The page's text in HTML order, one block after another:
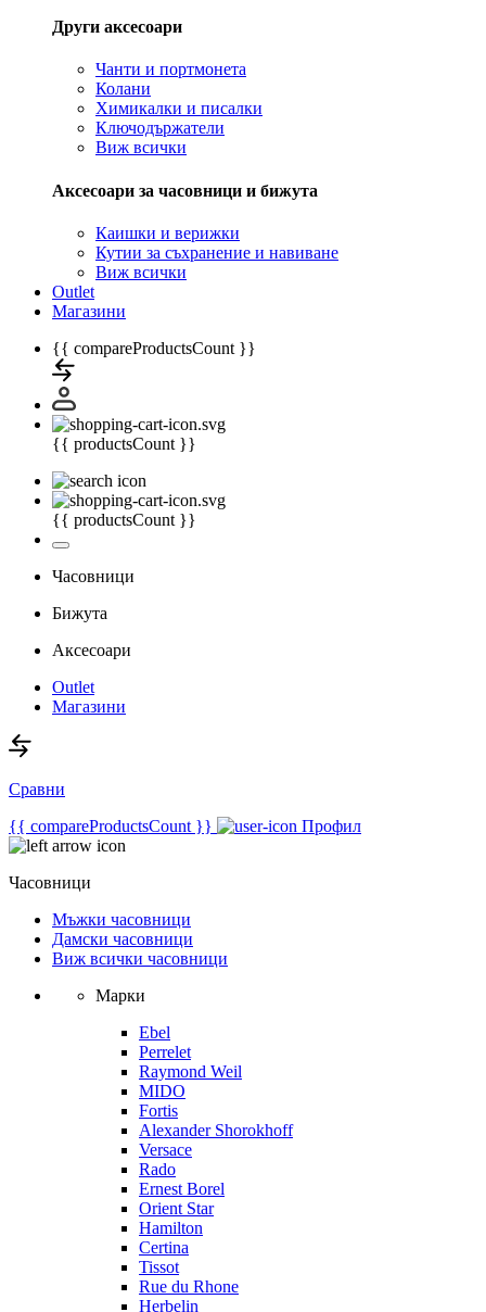
Други аксесоари
Чанти и портмонета
Колани
Химикалки и писалки
Ключодържатели
Виж всички
Аксесоари за часовници и бижута
Каишки и верижки
Кутии за съхранение и навиване
Виж всички
Outlet
Магазини
{{ compareProductsCount }}
{{ productsCount }}
{{ productsCount }}
Часовници
Бижута
Аксесоари
Outlet
Магазини
Сравни
{{ compareProductsCount }}
Профил
Часовници
Мъжки часовници
Дамски часовници
Виж всички часовници
Марки
Ebel
Perrelet
Raymond Weil
MIDO
Fortis
Alexander Shorokhoff
Versace
Rado
Ernest Borel
Orient Star
Hamilton
Certina
Tissot
Rue du Rhone
Herbelin